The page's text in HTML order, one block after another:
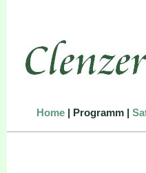
Home | Programm |